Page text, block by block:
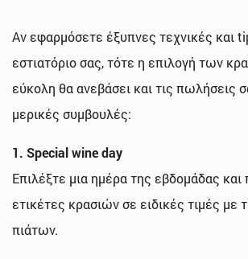
Αν εφαρμόσετε έξυπνες τεχνικές και
εστιατόριο σας, τότε η επιλογή των
εύκολη θα ανεβάσει και τις πωλήσεις
μερικές συμβουλές:
1. Special wine day
Επιλέξτε μια ημέρα της εβδομάδας και
ετικέτες κρασιών σε ειδικές τιμές με
πιάτων.